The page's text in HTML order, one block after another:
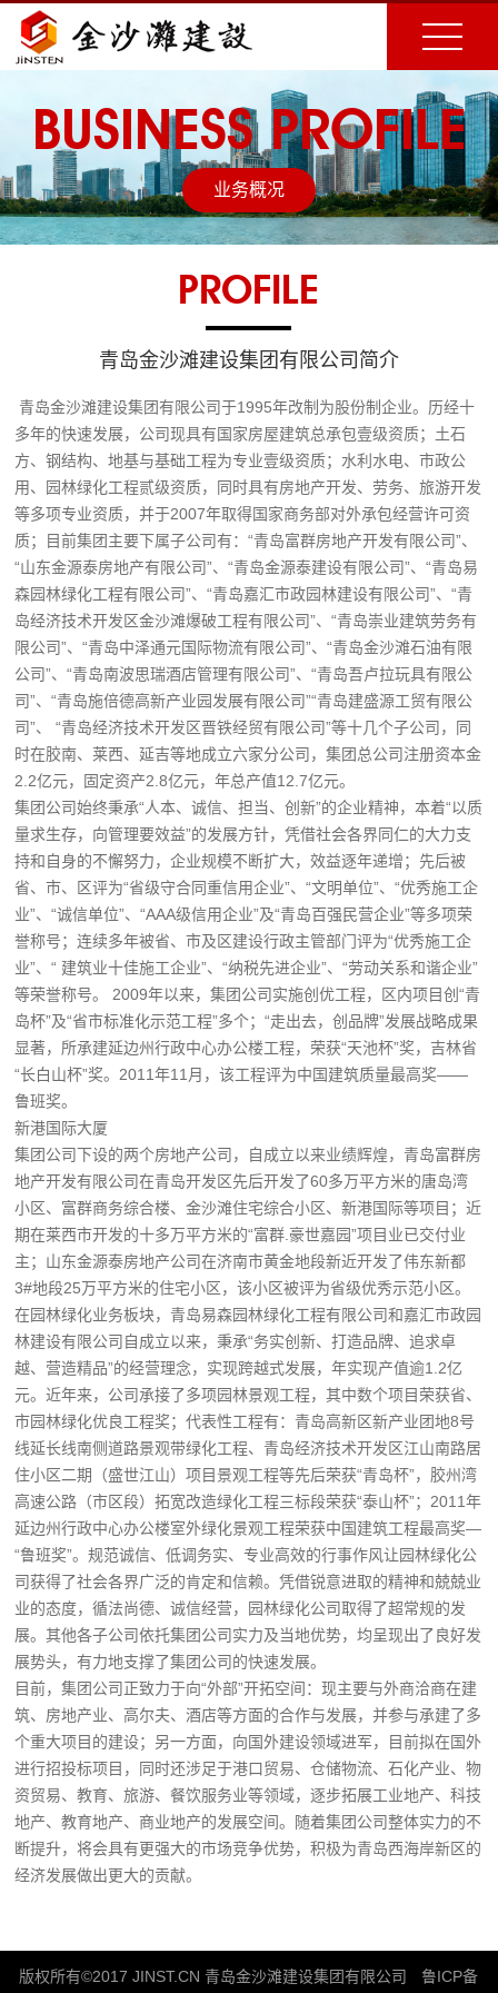
BUSINESS PROFILE
业务概况
PROFILE
青岛金沙滩建设集团有限公司简介
青岛金沙滩建设集团有限公司于1995年改制为股份制企业。历经十
多年的快速发展，公司现具有国家房屋建筑总承包壹级资质；土石
方、钢结构、地基与基础工程为专业壹级资质；水利水电、市政公
用、园林绿化工程贰级资质，同时具有房地产开发、劳务、旅游开发
等多项专业资质，并于2007年取得国家商务部对外承包经营许可资
质；目前集团主要下属子公司有：“青岛富群房地产开发有限公司”、
“山东金源泰房地产有限公司”、“青岛金源泰建设有限公司”、“青岛易
森园林绿化工程有限公司”、“青岛嘉汇市政园林建设有限公司”、“青
岛经济技术开发区金沙滩爆破工程有限公司”、“青岛崇业建筑劳务有
限公司”、“青岛中泽通元国际物流有限公司”、“青岛金沙滩石油有限
公司”、“青岛南波思瑞酒店管理有限公司”、“青岛吾卢拉玩具有限公
司”、“青岛施倍德高新产业园发展有限公司”“青岛建盛源工贸有限公
司”、 “青岛经济技术开发区晋铁经贸有限公司”等十几个子公司，同
时在胶南、莱西、延吉等地成立六家分公司，集团总公司注册资本金
2.2亿元，固定资产2.8亿元，年总产值12.7亿元。
集团公司始终秉承“人本、诚信、担当、创新”的企业精神，本着“以质
量求生存，向管理要效益”的发展方针，凭借社会各界同仁的大力支
持和自身的不懈努力，企业规模不断扩大，效益逐年递增；先后被
省、市、区评为“省级守合同重信用企业”、“文明单位”、“优秀施工企
业”、“诚信单位”、“AAA级信用企业”及“青岛百强民营企业”等多项荣
誉称号；连续多年被省、市及区建设行政主管部门评为“优秀施工企
业”、“ 建筑业十佳施工企业”、“纳税先进企业”、“劳动关系和谐企业”
等荣誉称号。 2009年以来，集团公司实施创优工程，区内项目创“青
岛杯”及“省市标准化示范工程”多个；“走出去，创品牌”发展战略成果
显著，所承建延边州行政中心办公楼工程，荣获“天池杯”奖，吉林省
“长白山杯”奖。2011年11月，该工程评为中国建筑质量最高奖——
鲁班奖。
新港国际大厦
集团公司下设的两个房地产公司，自成立以来业绩辉煌，青岛富群房
地产开发有限公司在青岛开发区先后开发了60多万平方米的唐岛湾
小区、富群商务综合楼、金沙滩住宅综合小区、新港国际等项目；近
期在莱西市开发的十多万平方米的“富群.豪世嘉园”项目业已交付业
主；山东金源泰房地产公司在济南市黄金地段新近开发了伟东新都
3#地段25万平方米的住宅小区，该小区被评为省级优秀示范小区。
在园林绿化业务板块，青岛易森园林绿化工程有限公司和嘉汇市政园
林建设有限公司自成立以来，秉承“务实创新、打造品牌、追求卓
越、营造精品”的经营理念，实现跨越式发展，年实现产值逾1.2亿
元。近年来，公司承接了多项园林景观工程，其中数个项目荣获省、
市园林绿化优良工程奖；代表性工程有：青岛高新区新产业团地8号
线延长线南侧道路景观带绿化工程、青岛经济技术开发区江山南路居
住小区二期（盛世江山）项目景观工程等先后荣获“青岛杯”，胶州湾
高速公路（市区段）拓宽改造绿化工程三标段荣获“泰山杯”；2011年
延边州行政中心办公楼室外绿化景观工程荣获中国建筑工程最高奖—
“鲁班奖”。规范诚信、低调务实、专业高效的行事作风让园林绿化公
司获得了社会各界广泛的肯定和信赖。凭借锐意进取的精神和兢兢业
业的态度，循法尚德、诚信经营，园林绿化公司取得了超常规的发
展。其他各子公司依托集团公司实力及当地优势，均呈现出了良好发
展势头，有力地支撑了集团公司的快速发展。
目前，集团公司正致力于向“外部”开拓空间：现主要与外商洽商在建
筑、房地产业、高尔夫、酒店等方面的合作与发展，并参与承建了多
个重大项目的建设；另一方面，向国外建设领域进军，目前拟在国外
进行招投标项目，同时还涉足于港口贸易、仓储物流、石化产业、物
资贸易、教育、旅游、餐饮服务业等领域，逐步拓展工业地产、科技
地产、教育地产、商业地产的发展空间。随着集团公司整体实力的不
断提升，将会具有更强大的市场竞争优势，积极为青岛西海岸新区的
经济发展做出更大的贡献。
版权所有©2017 JINST.CN 青岛金沙滩建设集团有限公司 鲁ICP备